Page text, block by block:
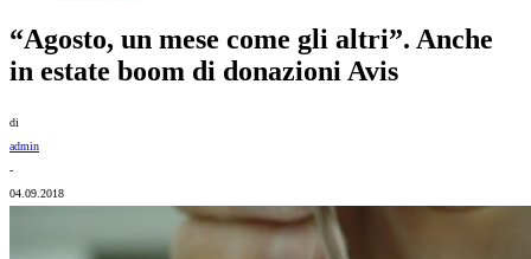
“Agosto, un mese come gli altri”. Anche
in estate boom di donazioni Avis
di
admin
-
04.09.2018